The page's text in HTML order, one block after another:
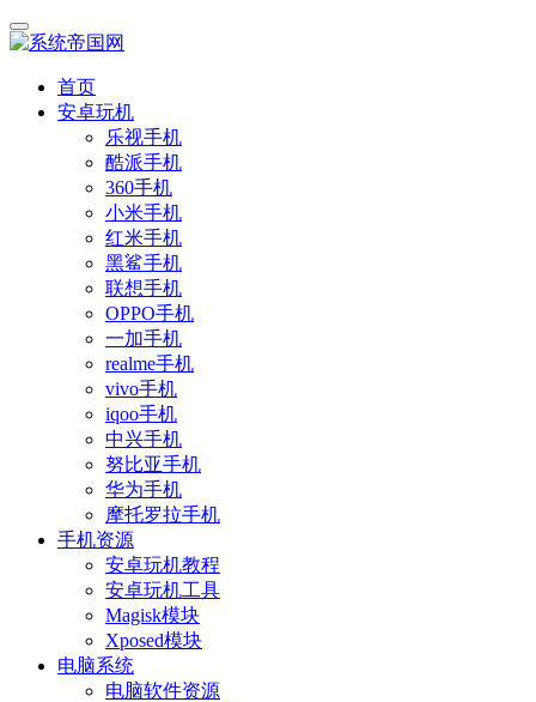
首页
安卓玩机
乐视手机
酷派手机
360手机
小米手机
红米手机
黑鲨手机
联想手机
OPPO手机
一加手机
realme手机
vivo手机
iqoo手机
中兴手机
努比亚手机
华为手机
摩托罗拉手机
手机资源
安卓玩机教程
安卓玩机工具
Magisk模块
Xposed模块
电脑系统
电脑软件资源